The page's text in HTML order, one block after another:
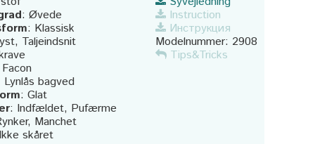
: Øvede
: Klassisk
Taljeindsnit
Facon
Lynlås bagved
: Glat
: Indfældet, Pufærme
Manchet
skåret
Instruction
Инструкция
Modelnummer: 2908
Tips&Tricks